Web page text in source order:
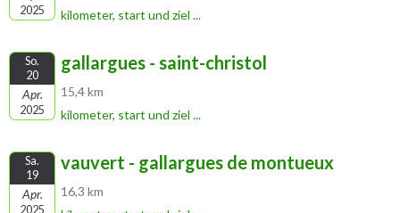
2025
kilometer, start und ziel ...
So.
20
Apr.
2025
gallargues - saint-christol
15,4 km
kilometer, start und ziel ...
Sa.
19
Apr.
2025
vauvert - gallargues de montueux
16,3 km